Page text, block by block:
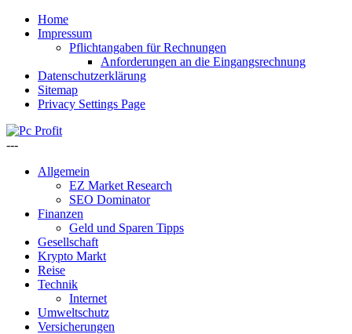
Home
Impressum
Pflichtangaben für Rechnungen
Anforderungen an die Eingangsrechnung
Datenschutzerklärung
Sitemap
Privacy Settings Page
---
Allgemein
EZ Market Research
SEO Dominator
Finanzen
Geld und Sparen Tipps
Gesellschaft
Krypto Markt
Reise
Technik
Internet
Umweltschutz
Versicherungen